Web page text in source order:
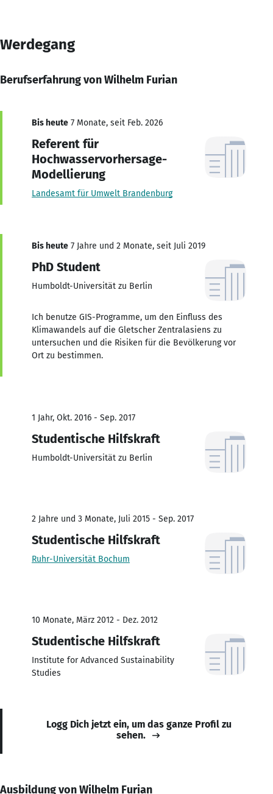
Werdegang
Berufserfahrung von Wilhelm Furian
Bis heute 7 Monate, seit Feb. 2026
Referent für
Hochwasservorhersage-
Modellierung
Landesamt für Umwelt Brandenburg
Bis heute 7 Jahre und 2 Monate, seit Juli 2019
PhD Student
Humboldt-Universität zu Berlin
Ich benutze GIS-Programme, um den Einfluss des
Klimawandels auf die Gletscher Zentralasiens zu
untersuchen und die Risiken für die Bevölkerung vor
Ort zu bestimmen.
1 Jahr, Okt. 2016 - Sep. 2017
Studentische Hilfskraft
Humboldt-Universität zu Berlin
2 Jahre und 3 Monate, Juli 2015 - Sep. 2017
Studentische Hilfskraft
Ruhr-Universität Bochum
10 Monate, März 2012 - Dez. 2012
Studentische Hilfskraft
Institute for Advanced Sustainability
Studies
Logg Dich jetzt ein, um das ganze Profil zu
sehen.
Ausbildung von Wilhelm Furian